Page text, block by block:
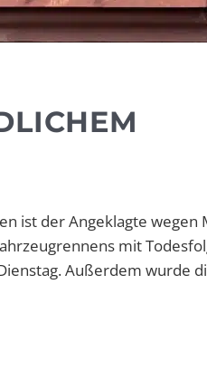
ist der Angeklagte wegen
mit
Außerdem wurde